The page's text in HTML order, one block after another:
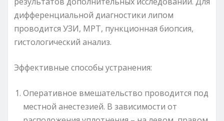
дифференциальной диагностики липом
проводится УЗИ, МРТ, пункционная биопсия,
гистологический анализ.
Эффективные способы устранения:
Оперативное вмешательство проводится под
местной анестезией. В зависимости от